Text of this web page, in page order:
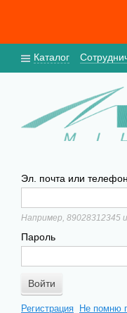
Каталог
Эл. почта или телефон
Например, 89028312345
Пароль
Регистрация Не помню